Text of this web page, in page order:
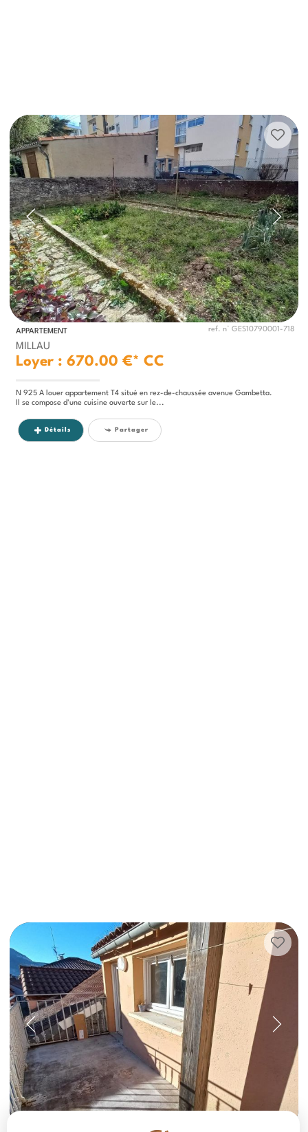
APPARTEMENT ref. n° GES10790001-718
MILLAU
Loyer : 670.00 €* CC
N 925 A louer appartement T4 situé en rez-de-chaussée avenue Gambetta.
Il se compose d'une cuisine ouverte sur le...
Détails Partager